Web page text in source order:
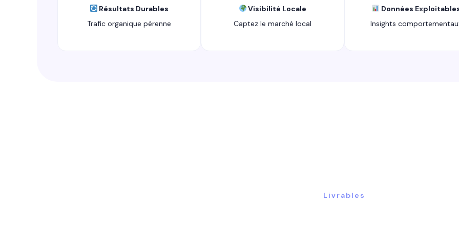
Résultats Durables
Trafic organique pérenne
Visibilité Locale
Captez le marché local
Données
Insights
Livrables